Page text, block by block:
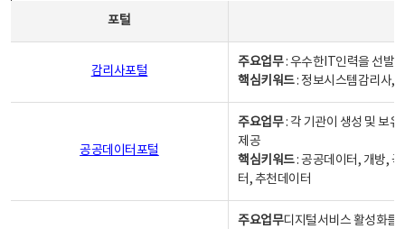
포털
감리사포털
주요업무: 우수한IT인력을 선발
핵심키워드: 정보시스템감리사,
공공데이터포털
주요업무: 각 기관이 생성 및 보
제공
핵심키워드: 공공데이터, 개방,
터, 추천데이터
주요업무디지털서비스 활성화를